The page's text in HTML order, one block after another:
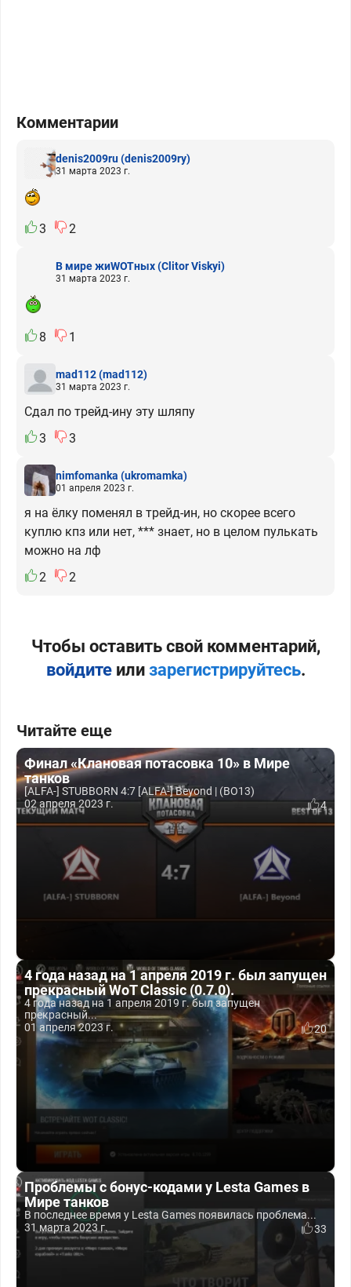
Комментарии
denis2009ru(denis2009ry)
31 марта 2023 г.
3 2
В мире жиWOTных(Clitor Viskyi)
31 марта 2023 г.
8 1
mad112(mad112)
31 марта 2023 г.
Сдал по трейд-ину эту шляпу
3
3
nimfomanka (ukromamka)
01 апреля 2023 г.
я на ёлку поменял в трейд-ин, но скорее всего
куплю кпз или нет, *** знает, но в целом пулькать
можно на лф
2
2
Чтобы оставить свой комментарий,
войдитеили зарегистрируйтесь.
Читайте еще
Финал «Клановая потасовка 10» в Мире
танков
[ALFA-] STUBBORN 4:7 [ALFA-] Beyond | (BO13)
02 апреля 2023 г.
4
4 года назад на 1 апреля 2019 г. был запущен
прекрасный WoT Classic (0.7.0).
4 года назад на 1 апреля 2019 г. был запущен
прекрасный...
01 апреля 2023 г.
20
Проблемы с бонус-кодами у Lesta Games в
Мире танков
В последнее время у Lesta Games появилась проблема...
31 марта 2023 г.
33